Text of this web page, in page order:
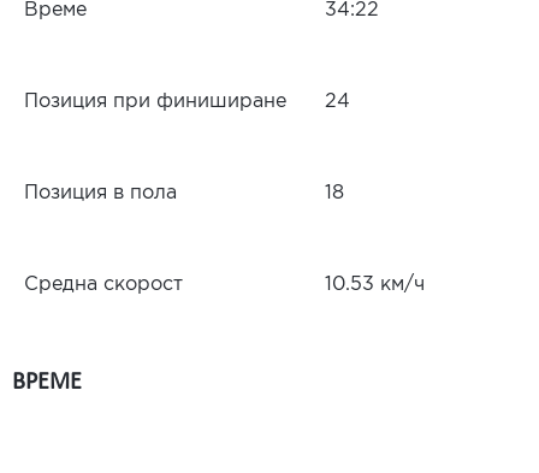
Време 34:22
Позиция при финиширане 24
Позиция в пола 18
Средна скорост 10.53 км/ч
ВРЕМЕ